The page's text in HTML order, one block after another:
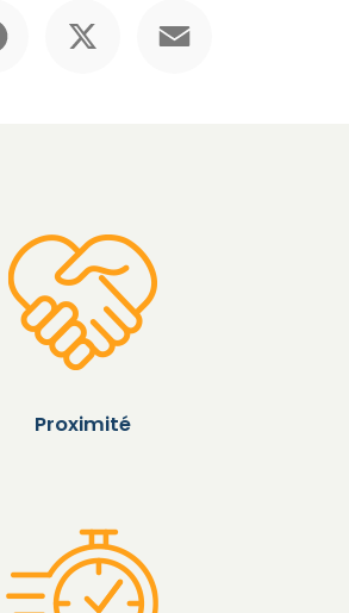
Proximité